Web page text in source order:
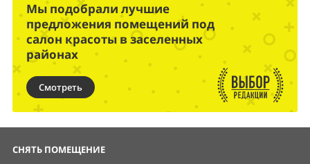
Мы подобрали лучшие
предложения помещений под
салон красоты в заселенных
районах
Смотреть
СНЯТЬ ПОМЕЩЕНИЕ